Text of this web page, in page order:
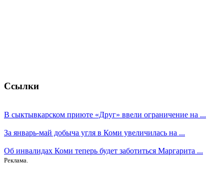
Ссылки
В сыктывкарском приюте «Друг» ввели ограничение на ...
За январь-май добыча угля в Коми увеличилась на ...
Об инвалидах Коми теперь будет заботиться Маргарита ...
Реклама.